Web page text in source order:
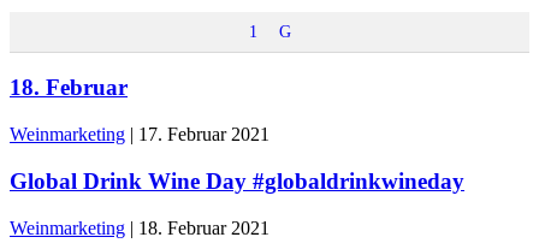
1 G
18. Februar
Weinmarketing | 17. Februar 2021
Global Drink Wine Day #globaldrinkwineday
Weinmarketing | 18. Februar 2021